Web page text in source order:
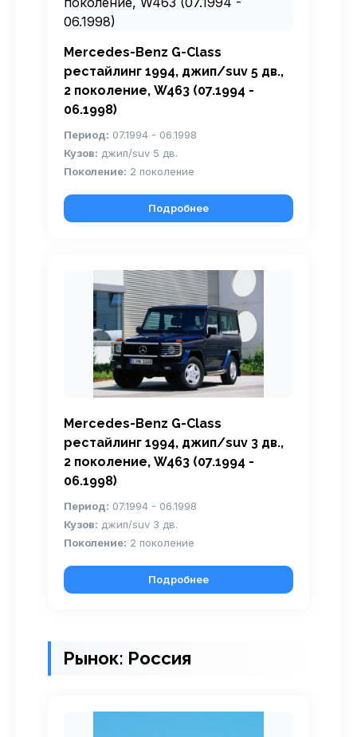
Mercedes-Benz G-Class
рестайлинг 1994, джип/suv 5 дв.,
2 поколение, W463 (07.1994 -
06.1998)
Период: 07.1994 - 06.1998
Кузов: джип/suv 5 дв.
Поколение: 2 поколение
Подробнее
Mercedes-Benz G-Class
рестайлинг 1994, джип/suv 3 дв.,
2 поколение, W463 (07.1994 -
06.1998)
Период: 07.1994 - 06.1998
Кузов: джип/suv 3 дв.
Поколение: 2 поколение
Подробнее
Рынок: Россия